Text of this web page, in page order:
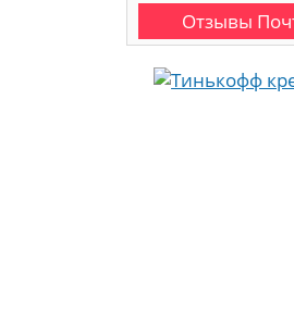
Отзывы